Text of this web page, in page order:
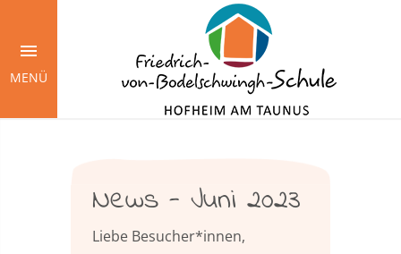
Inhalt
MENÜ
News - Juni 2023
Liebe Besucher*innen,